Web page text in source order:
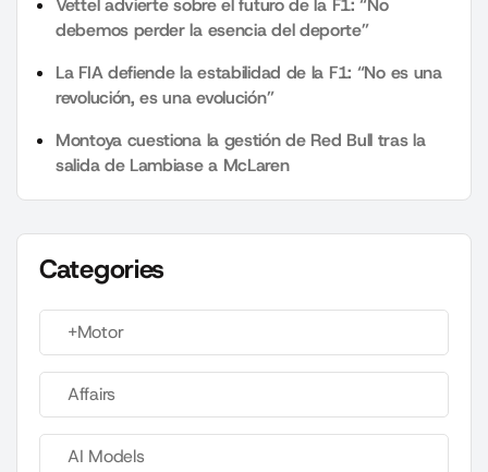
debemos perder la esencia del deporte”
La FIA defiende la estabilidad de la F1: “No es una
revolución, es una evolución”
Montoya cuestiona la gestión de Red Bull tras la
salida de Lambiase a McLaren
Categories
+Motor
Affairs
AI Models